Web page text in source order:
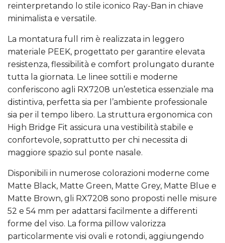
reinterpretando lo stile iconico Ray-Ban in chiave
minimalista e versatile.
La montatura full rim è realizzata in leggero
materiale PEEK, progettato per garantire elevata
resistenza, flessibilità e comfort prolungato durante
tutta la giornata. Le linee sottili e moderne
conferiscono agli RX7208 un’estetica essenziale ma
distintiva, perfetta sia per l’ambiente professionale
sia per il tempo libero. La struttura ergonomica con
High Bridge Fit assicura una vestibilità stabile e
confortevole, soprattutto per chi necessita di
maggiore spazio sul ponte nasale.
Disponibili in numerose colorazioni moderne come
Matte Black, Matte Green, Matte Grey, Matte Blue e
Matte Brown, gli RX7208 sono proposti nelle misure
52 e 54 mm per adattarsi facilmente a differenti
forme del viso. La forma pillow valorizza
particolarmente visi ovali e rotondi, aggiungendo